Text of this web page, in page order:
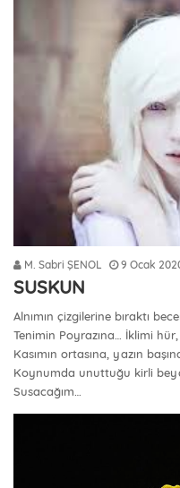
M. Sabri ŞENOL 9 Ocak
SUSKUN
Alnımın çizgilerine bıraktı
Tenimin Poyrazına… İklimi hür,
Kasımın ortasına, yazın
Koynumda unuttuğu kirli
Susacağım…